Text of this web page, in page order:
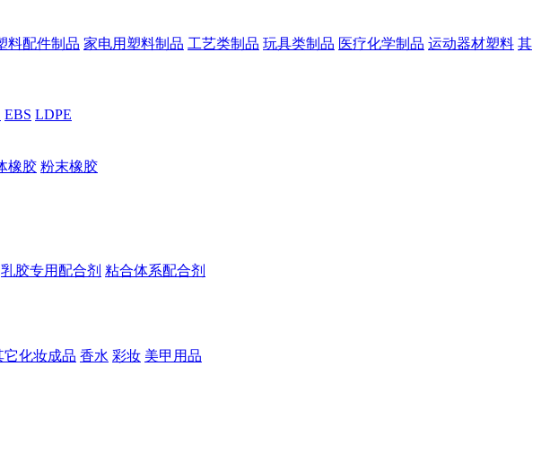
料配件制品 家电用塑料制品 工艺类制品 玩具类制品 医疗化学制品 运动器材塑料 其
EBS LDPE
橡胶 粉末橡胶
乳胶专用配合剂 粘合体系配合剂
它化妆成品 香水 彩妆 美甲用品